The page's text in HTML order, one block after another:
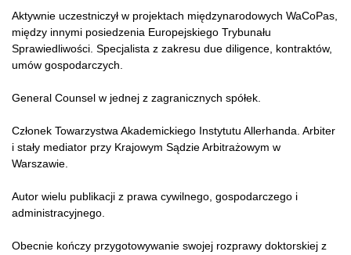
Aktywnie uczestniczył w projektach międzynarodowych WaCoPas,
między innymi posiedzenia Europejskiego Trybunału
Sprawiedliwości. Specjalista z zakresu due diligence, kontraktów,
umów gospodarczych.
General Counsel w jednej z zagranicznych spółek.
Członek Towarzystwa Akademickiego Instytutu Allerhanda. Arbiter
i stały mediator przy Krajowym Sądzie Arbitrażowym w
Warszawie.
Autor wielu publikacji z prawa cywilnego, gospodarczego i
administracyjnego.
Obecnie kończy przygotowywanie swojej rozprawy doktorskiej z